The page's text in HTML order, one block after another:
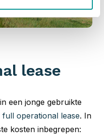
lease
een jonge gebruikte
full operational lease. In
kosten inbegrepen: